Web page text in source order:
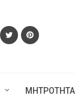
ΜΗΤΡΟΤΗΤΑ